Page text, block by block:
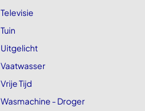
Televisie
Tuin
Uitgelicht
Vaatwasser
Vrije Tijd
Wasmachine - Droger